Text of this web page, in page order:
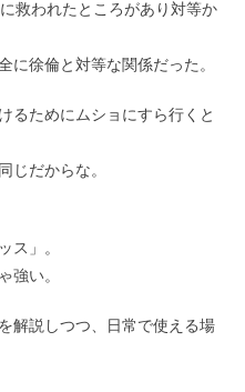
救われたところがあり対等か
に徐倫と対等な関係だった。
るためにムショにすら行くと
じだからな。
ス」。
強い。
解説しつつ、日常で使える場